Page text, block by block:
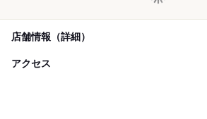
店舗情報（詳細）
アクセス